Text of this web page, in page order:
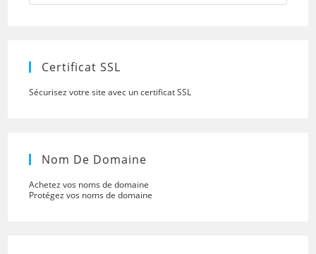
to
Certificat SSL
Sécurisez votre site avec un certificat SSL
Nom De Domaine
Achetez vos noms de domaine
Protégez vos noms de domaine